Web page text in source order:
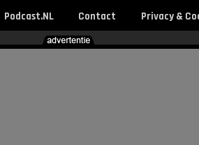
Podcast.NL Contact Privacy &